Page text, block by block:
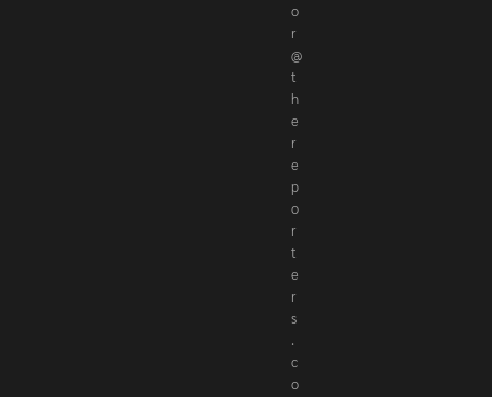
o
r
@
t
h
e
r
e
p
o
r
t
e
r
s
.
c
o